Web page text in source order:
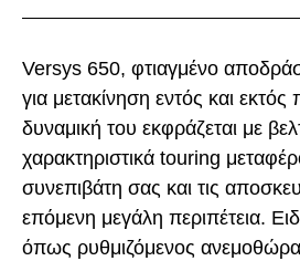
Versys 650, φτιαγμένο
για μετακίνηση εντός και
δυναμική του εκφράζεται με
χαρακτηριστικά touring
συνεπιβάτη σας και τις
επόμενη μεγάλη περιπέτεια.
όπως ρυθμιζόμενος